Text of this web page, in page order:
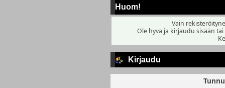
Huom!
Vain
Ole hyvä ja kirjaudu sisään tai
Kirjaudu